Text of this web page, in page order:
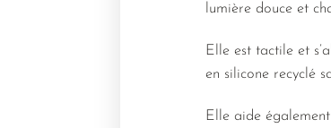
lumière douce et
Elle est tactile et
en silicone recyclé
Elle aide